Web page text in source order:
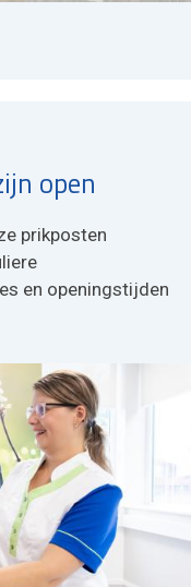
open
prikposten
en openingstijden